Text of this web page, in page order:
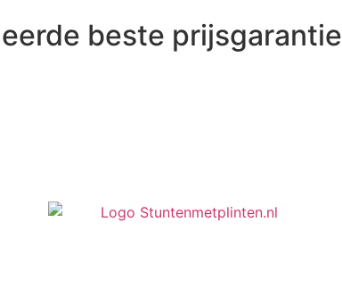
beste prijsgarantie